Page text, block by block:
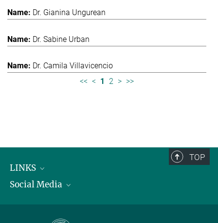
Dr. Gianina Ungurean
Dr. Sabine Urban
Dr. Camila Villavicencio
<< < 1 2 > >>
TOP
LINKS
Max-Planck-Institut für biologische Intelligenz
Social Media